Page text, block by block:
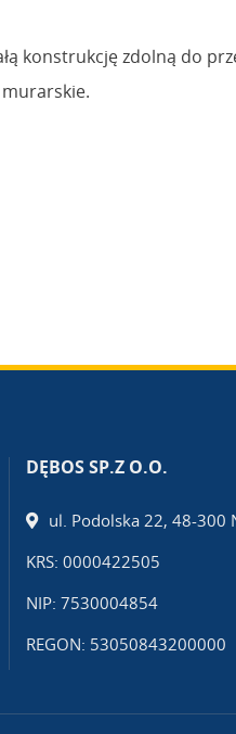
konstrukcję zdolną do
DĘBOS SP.Z O.O.
ul. Podolska 22, 48-300
KRS: 0000422505
NIP: 7530004854
REGON: 53050843200000